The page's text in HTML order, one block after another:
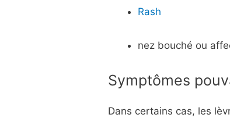
Rash
nez bouché ou
Symptômes
Dans certains cas, les